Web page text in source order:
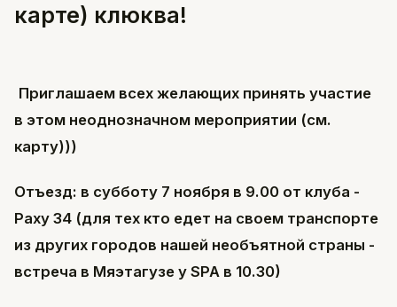
карте) клюква!
Приглашаем всех желающих принять участие
в этом неоднозначном мероприятии (см.
карту)))
Отъезд: в субботу 7 ноября в 9.00 от клуба -
Раху 34 (для тех кто едет на своем транспорте
из других городов нашей необъятной страны -
встреча в Мяэтагузе у SPA в 10.30)